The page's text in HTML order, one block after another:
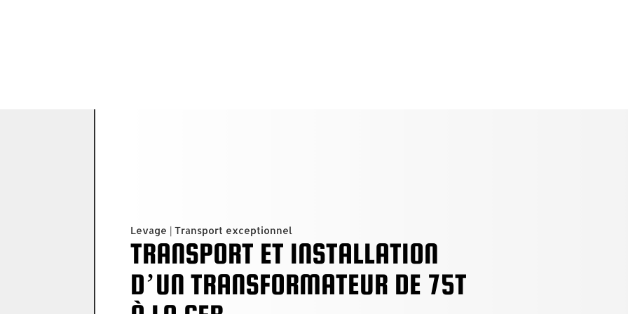
Levage |Transport exceptionnel
TRANSPORT ET INSTALLATION
D’UN TRANSFORMATEUR DE 75T